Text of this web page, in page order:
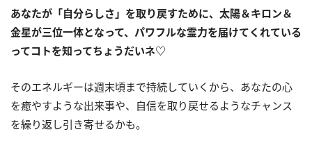
あなたが「自分らしさ」を取り戻すために、太陽＆キロン＆
金星が三位一体となって、パワフルな霊力を届けてくれている
ってコトを知ってちょうだいネ♡
そのエネルギーは週末頃まで持続していくから、あなたの心
を癒やすような出来事や、自信を取り戻せるようなチャンス
を繰り返し引き寄せるかも。